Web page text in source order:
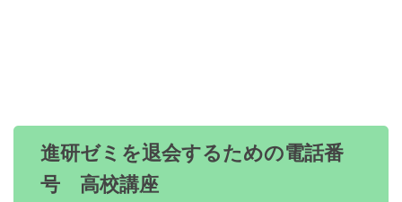
進研ゼミを退会するための電話番
号 高校講座